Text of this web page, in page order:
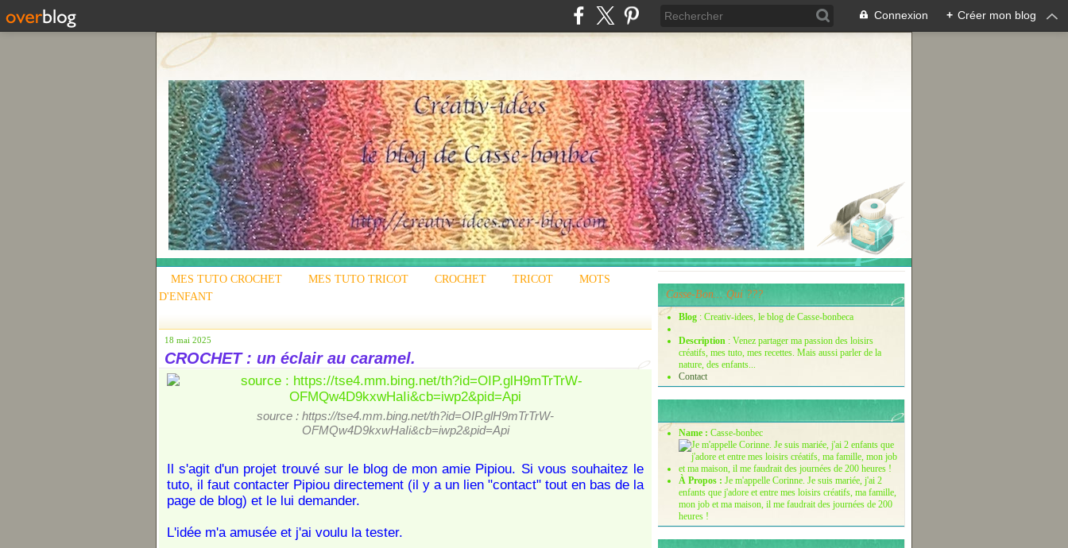
Connexion + Créer mon blog
MES TUTO CROCHET MES TUTO TRICOT CROCHET TRICOT
MOTS
D'ENFANT
18 mai 2025
CROCHET : un éclair au caramel.
source : https://tse4.mm.bing.net/th?id=OIP.glH9mTrTrW-
OFMQw4D9kxwHaIi&cb=iwp2&pid=Api
Il s'agit d'un projet trouvé sur le blog de mon amie Pipiou. Si vous souhaitez le
tuto, il faut contacter Pipiou directement (il y a un lien "contact" tout en bas de la
page de blog) et le lui demander.
L'idée m'a amusée et j'ai voulu la tester.
Casse-Bon... Qui ???
Blog : Creativ-idees, le blog de Casse-bonbeca
Description : Venez partager ma passion des loisirs
créatifs, mes tuto, mes recettes. Mais aussi parler de la
nature, des enfants...
Contact
Name : Casse-bonbec
À Propos : Je m'appelle Corinne. Je suis mariée, j'ai 2
enfants que j'adore et entre mes loisirs créatifs, ma famille,
mon job et ma maison, il me faudrait des journées de 200
heures !